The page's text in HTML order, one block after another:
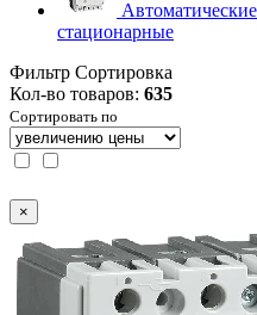
стационарные
Фильтр Сортировка
Кол-во товаров: 635
Сортировать по
×